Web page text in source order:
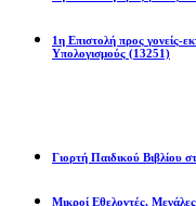
1η Επιστολή προς γονείς-
Υπολογισμούς (13251)
Γιορτή Παιδικού Βιβλίου
Μικροί Εθελοντές,